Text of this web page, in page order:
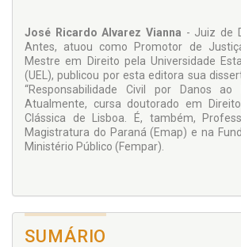
José Ricardo Alvarez Vianna - Juiz de
Antes, atuou como Promotor de
Mestre em Direito pela Universidade
(UEL), publicou por esta editora sua
“Responsabilidade Civil por Danos ao
Atualmente, cursa doutorado em
Clássica de Lisboa. É, também,
Magistratura do Paraná (Emap) e na
Ministério Público (Fempar).
SUMÁRIO